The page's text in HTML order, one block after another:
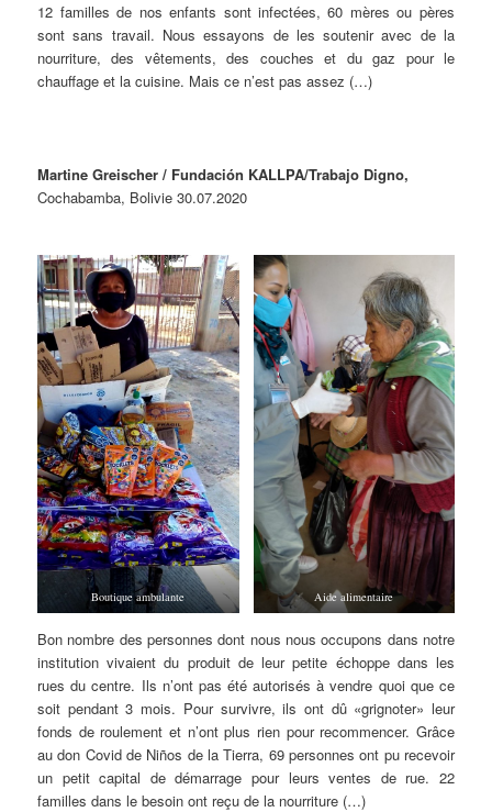
12 familles de nos enfants sont infectées, 60 mères ou pères
sont sans travail. Nous essayons de les soutenir avec de la
nourriture, des vêtements, des couches et du gaz pour le
chauffage et la cuisine. Mais ce n’est pas assez (…)
Martine Greischer / Fundación KALLPA/Trabajo Digno,
Cochabamba, Bolivie 30.07.2020
Boutique ambulante Aide alimentaire
Bon nombre des personnes dont nous nous occupons dans notre
institution vivaient du produit de leur petite échoppe dans les
rues du centre. Ils n’ont pas été autorisés à vendre quoi que ce
soit pendant 3 mois. Pour survivre, ils ont dû «grignoter» leur
fonds de roulement et n’ont plus rien pour recommencer. Grâce
au don Covid de Niños de la Tierra, 69 personnes ont pu recevoir
un petit capital de démarrage pour leurs ventes de rue. 22
familles dans le besoin ont reçu de la nourriture (…)